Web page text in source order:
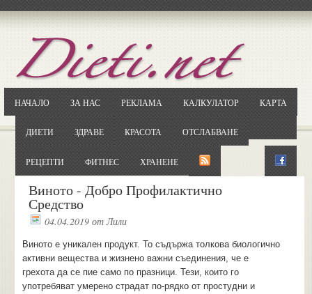
НАЧАЛО ЗА НАС РЕКЛАМА КАЛКУЛАТОР КАРТА
ДИЕТИ ЗДРАВЕ КРАСОТА ОТСЛАБВАНЕ
РЕЦЕПТИ ФИТНЕС ХРАНЕНЕ
Виното - Добро Профилактично
Средство
04.04.2019 отЛили
Виното е уникален продукт. То съдържа толкова биологично
активни вещества и жизнено важни съединения, че е
грехота да се пие само по празници. Тези, които го
употребяват умерено страдат по-рядко от простудни и
ОтворетеGoogle.bg
Потърсете "Cloxy"
Кликнете на първия резултат
... и я въведете в полето: